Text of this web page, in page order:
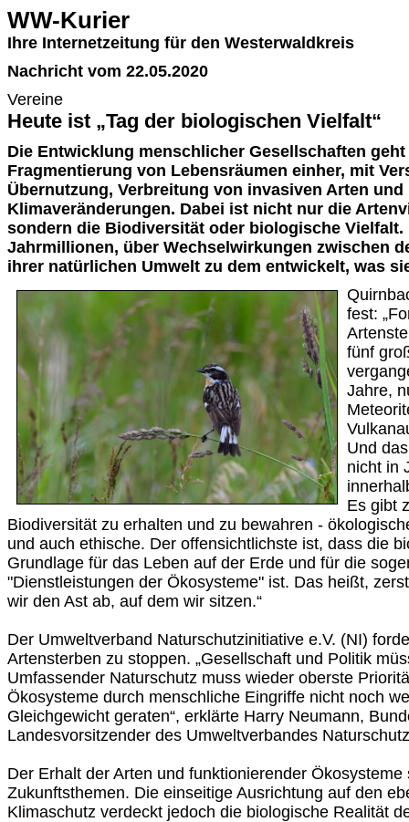
WW-Kurier
Ihre Internetzeitung für den Westerwaldkreis
Nachricht vom 22.05.2020
Vereine
Heute ist „Tag der biologischen Vielfalt“
Die Entwicklung menschlicher Gesellschaften
Fragmentierung von Lebensräumen einher, mit
Übernutzung, Verbreitung von invasiven Arten und
Klimaveränderungen. Dabei ist nicht nur die
sondern die Biodiversität oder biologische Vielfalt.
Jahrmillionen, über Wechselwirkungen zwischen
ihrer natürlichen Umwelt zu dem entwickelt, was
fest:
fünf
Jahre,
Und
nicht in
Es gibt
Biodiversität zu erhalten und zu bewahren -
und auch ethische. Der offensichtlichste ist, dass die
Grundlage für das Leben auf der Erde und für die
"Dienstleistungen der Ökosysteme" ist. Das heißt,
wir den Ast ab, auf dem wir sitzen.“
Der Umweltverband Naturschutzinitiative e.V. (NI)
Artensterben zu stoppen. „Gesellschaft und Politik
Umfassender Naturschutz muss wieder oberste
Ökosysteme durch menschliche Eingriffe nicht noch
Gleichgewicht geraten“, erklärte Harry Neumann,
Landesvorsitzender des Umweltverbandes
Der Erhalt der Arten und funktionierender
Zukunftsthemen. Die einseitige Ausrichtung auf den
Klimaschutz verdeckt jedoch die biologische Realität